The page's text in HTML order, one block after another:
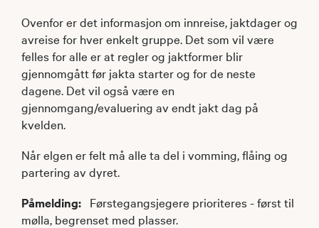
Ovenfor er det informasjon om innreise, jaktdager og
avreise for hver enkelt gruppe. Det som vil være
felles for alle er at regler og jaktformer blir
gjennomgått før jakta starter og for de neste
dagene. Det vil også være en
gjennomgang/evaluering av endt jakt dag på
kvelden.
Når elgen er felt må alle ta del i vomming, flåing og
partering av dyret.
Påmelding: Førstegangsjegere prioriteres - først til
mølla, begrenset med plasser.